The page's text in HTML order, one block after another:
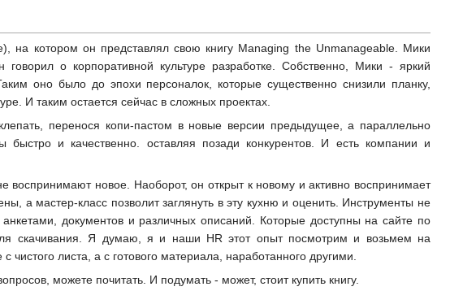
на котором он представлял свою книгу Managing the Unmanageable. Мики
о корпоративной культуре разработке. Собственно, Мики - яркий
оно было до эпохи персоналок, которые существенно снизили планку,
И таким остается сейчас в сложных проектах.
перенося копи-пастом в новые версии предыдущее, а параллельно
быстро и качественно. оставляя позади конкурентов. И есть компании и
новое. Наоборот, он открыт к новому и активно воспринимает
а мастер-класс позволит заглянуть в эту кухню и оценить. Инструменты не
документов и различных описаний. Которые доступны на сайте по
скачивания. Я думаю, я и наши HR этот опыт посмотрим и возьмем на
чистого листа, а с готового материала, наработанного другими.
можете почитать. И подумать - может, стоит купить книгу.